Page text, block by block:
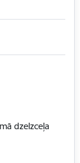
dzelzceļa